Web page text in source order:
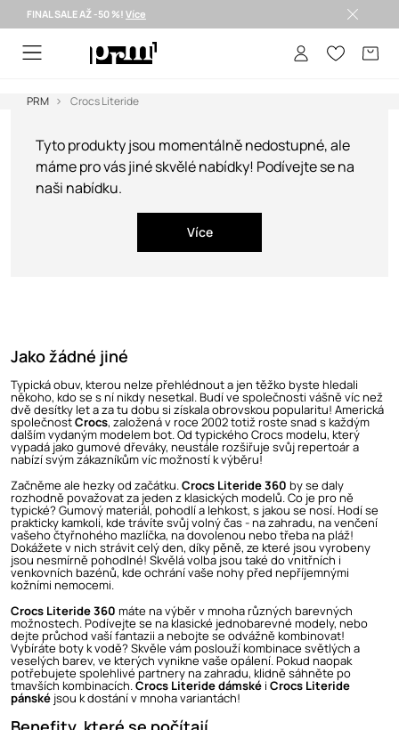
FINAL SALE AŽ -50 %! Více
PRM Crocs Literide
Tyto produkty jsou momentálně nedostupné, ale
máme pro vás jiné skvělé nabídky! Podívejte se na
naši nabídku.
Více
Jako žádné jiné
Typická obuv, kterou nelze přehlédnout a jen těžko byste hledali
někoho, kdo se s ní nikdy nesetkal. Budí ve společnosti vášně víc než
dvě desítky let a za tu dobu si získala obrovskou popularitu! Americká
společnostCrocs, založená v roce 2002 totiž roste snad s každým
dalším vydaným modelem bot. Od typického Crocs modelu, který
vypadá jako gumové dřeváky, neustále rozšiřuje svůj repertoár a
nabízí svým zákazníkům víc možností k výběru!
Začněme ale hezky od začátku.Crocs Literide 360 by se daly
rozhodně považovat za jeden z klasických modelů. Co je pro ně
typické? Gumový materiál, pohodlí a lehkost, s jakou se nosí. Hodí se
prakticky kamkoli, kde trávíte svůj volný čas - na zahradu, na venčení
vašeho čtyřnohého mazlíčka, na dovolenou nebo třeba na pláž!
Dokážete v nich strávit celý den, díky pěně, ze které jsou vyrobeny
jsou nesmírně pohodlné! Skvělá volba jsou také do vnitřních i
venkovních bazénů, kde ochrání vaše nohy před nepříjemnými
kožními nemocemi.
Crocs Literide 360 máte na výběr v mnoha různých barevných
možnostech. Podívejte se na klasické jednobarevné modely, nebo
dejte průchod vaší fantazii a nebojte se odvážně kombinovat!
Vybíráte boty k vodě? Skvěle vám poslouží kombinace světlých a
veselých barev, ve kterých vynikne vaše opálení. Pokud naopak
potřebujete spolehlivé partnery na zahradu, klidně sáhněte po
tmavších kombinacích.Crocs Literide dámské i Crocs Literide
pánské jsou k dostání v mnoha variantách!